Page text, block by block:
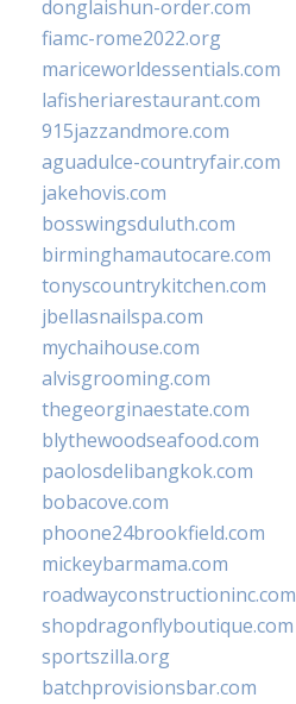
donglaishun-order.com
fiamc-rome2022.org
mariceworldessentials.com
lafisheriarestaurant.com
915jazzandmore.com
aguadulce-countryfair.com
jakehovis.com
bosswingsduluth.com
birminghamautocare.com
tonyscountrykitchen.com
jbellasnailspa.com
mychaihouse.com
alvisgrooming.com
thegeorginaestate.com
blythewoodseafood.com
paolosdelibangkok.com
bobacove.com
phoone24brookfield.com
mickeybarmama.com
roadwayconstructioninc.com
shopdragonflyboutique.com
sportszilla.org
batchprovisionsbar.com